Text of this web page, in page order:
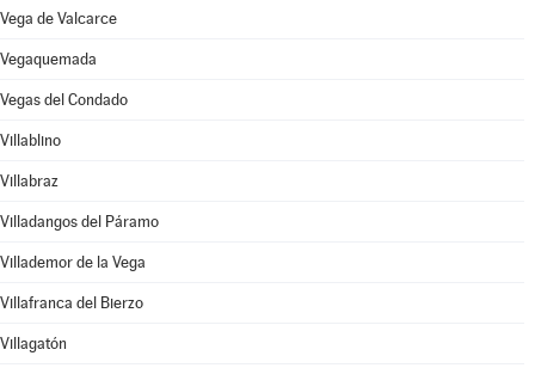
Vega de Valcarce
Vegaquemada
Vegas del Condado
Villablino
Villabraz
Villadangos del Páramo
Villademor de la Vega
Villafranca del Bierzo
Villagatón